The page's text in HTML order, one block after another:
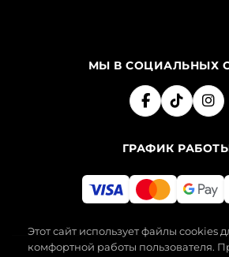
МЫ В СОЦИАЛЬНЫХ
ГРАФИК
Этот сайт использует файлы cookies
комфортной работы пользователя.